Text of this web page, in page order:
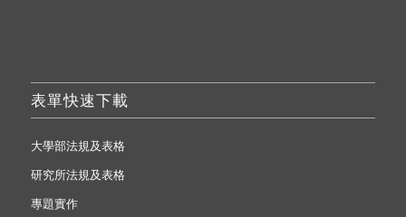
表單快速下載
大學部法規及表格
研究所法規及表格
專題實作